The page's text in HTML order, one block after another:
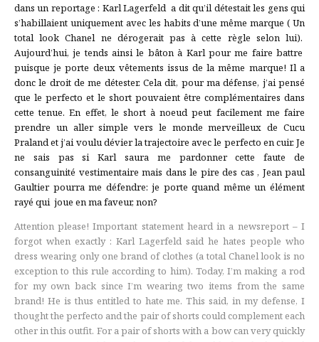
dans un reportage : Karl Lagerfeld a dit qu’il détestait les gens qui
s’habillaient uniquement avec les habits d’une même marque ( Un
total look Chanel ne dérogerait pas à cette règle selon lui).
Aujourd’hui, je tends ainsi le bâton à Karl pour me faire battre
puisque je porte deux vêtements issus de la même marque! Il a
donc le droit de me détester. Cela dit, pour ma défense, j’ai pensé
que le perfecto et le short pouvaient être complémentaires dans
cette tenue. En effet, le short à noeud peut facilement me faire
prendre un aller simple vers le monde merveilleux de Cucu
Praland et j’ai voulu dévier la trajectoire avec le perfecto en cuir. Je
ne sais pas si Karl saura me pardonner cette faute de
consanguinité vestimentaire mais dans le pire des cas , Jean paul
Gaultier pourra me défendre: je porte quand même un élément
rayé qui joue en ma faveur, non?
Attention please! Important statement heard in a newsreport – I
forgot when exactly : Karl Lagerfeld said he hates people who
dress wearing only one brand of clothes (a total Chanel look is no
exception to this rule according to him). Today, I’m making a rod
for my own back since I’m wearing two items from the same
brand! He is thus entitled to hate me. This said, in my defense, I
thought the perfecto and the pair of shorts could complement each
other in this outfit. For a pair of shorts with a bow can very quickly